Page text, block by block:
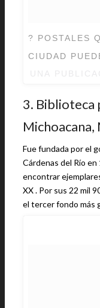
? POSTALES
CIUDAD
3. Biblioteca
Michoacana,
Fue fundada por el
Cárdenas del Río
encontrar
XX . Por sus 22 mil
el tercer fondo más